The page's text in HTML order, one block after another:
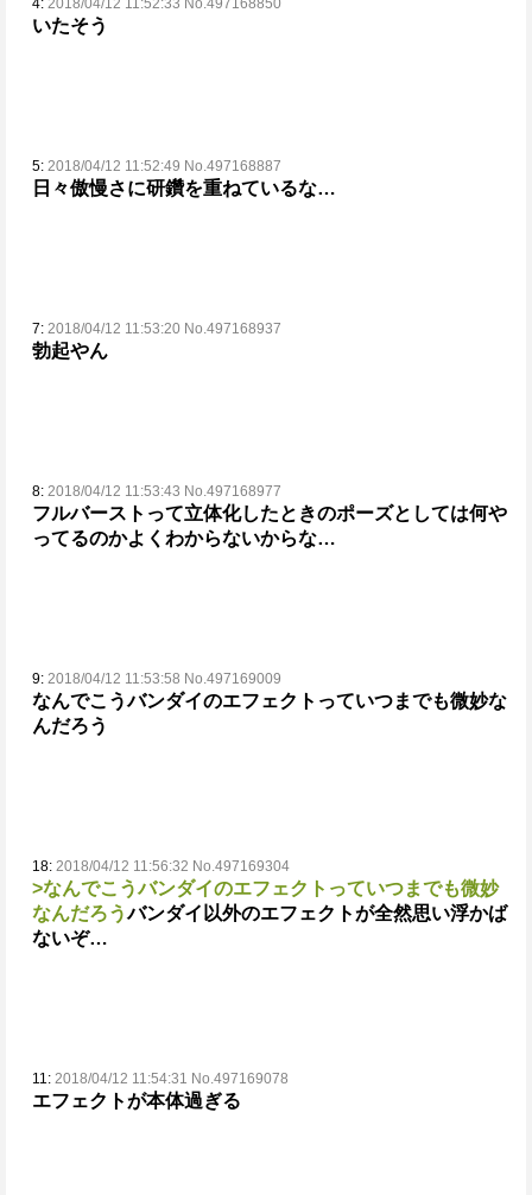
4: 2018/04/12 11:52:33 No.497168850
いたそう
5: 2018/04/12 11:52:49 No.497168887
日々傲慢さに研鑽を重ねているな…
7: 2018/04/12 11:53:20 No.497168937
勃起やん
8: 2018/04/12 11:53:43 No.497168977
フルバーストって立体化したときのポーズとしては何や
ってるのかよくわからないからな…
9: 2018/04/12 11:53:58 No.497169009
なんでこうバンダイのエフェクトっていつまでも微妙な
んだろう
18: 2018/04/12 11:56:32 No.497169304
>なんでこうバンダイのエフェクトっていつまでも微妙
なんだろうバンダイ以外のエフェクトが全然思い浮かば
ないぞ…
11: 2018/04/12 11:54:31 No.497169078
エフェクトが本体過ぎる